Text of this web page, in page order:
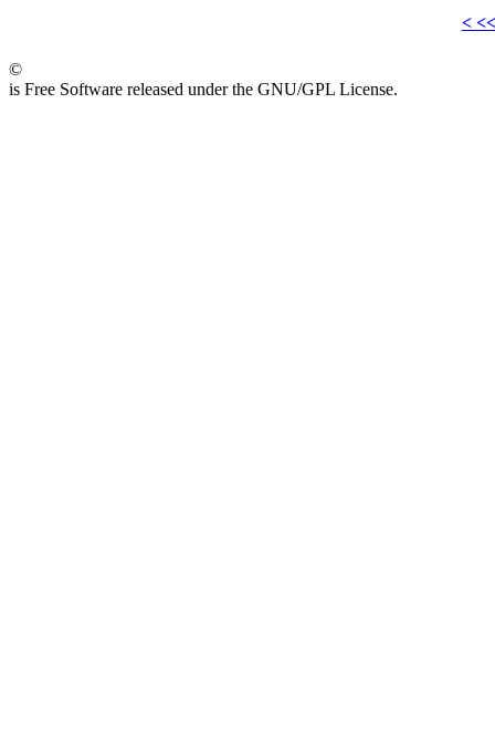
< <<
©
is Free Software released under the GNU/GPL License.